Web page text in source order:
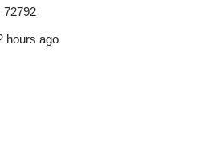
72792
hours ago